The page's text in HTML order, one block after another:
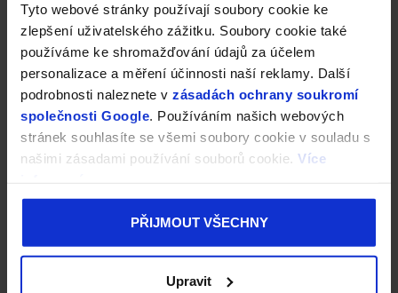
Tyto webové stránky používají soubory cookie ke
zlepšení uživatelského zážitku. Soubory cookie také
používáme ke shromažďování údajů za účelem
personalizace a měření účinnosti naší reklamy. Další
podrobnosti naleznete v zásadách ochrany soukromí
společnosti Google . Používáním našich webových
stránek souhlasíte se všemi soubory cookie v souladu s
našimi zásadami používání souborů cookie. Více
PŘIJMOUT VŠECHNY
Upravit